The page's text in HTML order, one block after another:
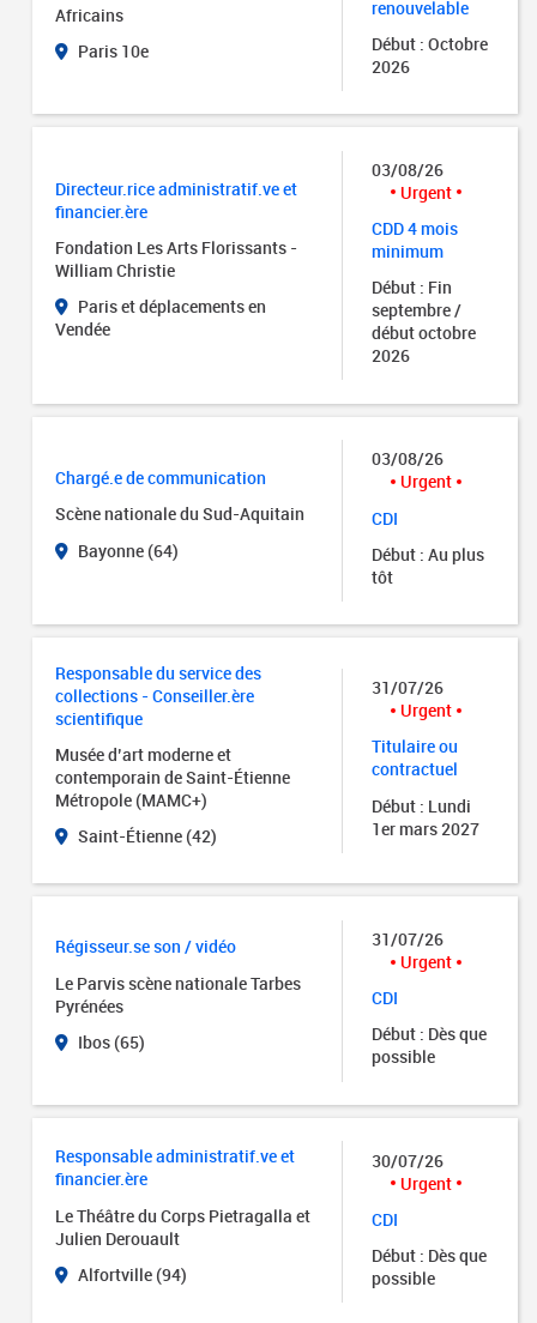
Africains
Paris 10e
renouvelable
Début : Octobre
2026
Directeur.rice administratif.ve et
financier.ère
Fondation Les Arts Florissants -
William Christie
Paris et déplacements en
Vendée
03/08/26
Urgent
CDD 4 mois
minimum
Début : Fin
septembre /
début octobre
2026
Chargé.e de communication
Scène nationale du Sud-Aquitain
Bayonne (64)
03/08/26
Urgent
CDI
Début : Au plus
tôt
Responsable du service des
collections - Conseiller.ère
scientifique
Musée d’art moderne et
contemporain de Saint-Étienne
Métropole (MAMC+)
Saint-Étienne (42)
31/07/26
Urgent
Titulaire ou
contractuel
Début : Lundi
1er mars 2027
Régisseur.se son / vidéo
Le Parvis scène nationale Tarbes
Pyrénées
Ibos (65)
31/07/26
Urgent
CDI
Début : Dès que
possible
Responsable administratif.ve et
financier.ère
Le Théâtre du Corps Pietragalla et
Julien Derouault
Alfortville (94)
30/07/26
Urgent
CDI
Début : Dès que
possible